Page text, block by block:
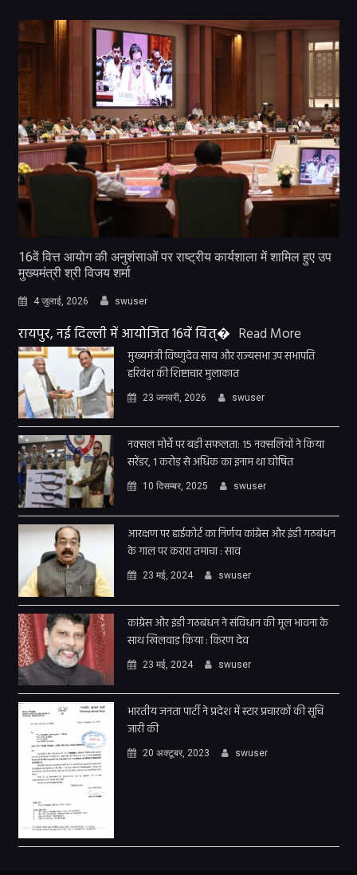
16वें वित्त आयोग की अनुशंसाओं पर राष्ट्रीय कार्यशाला में शामिल हुए उप
मुख्यमंत्री श्री विजय शर्मा
4 जुलाई, 2026 swuser
रायपुर, नई दिल्ली में आयोजित 16वें वित्� Read More
मुख्यमंत्री विष्णुदेव साय और राज्यसभा उप सभापति
हरिवंश की शिष्टाचार मुलाकात
23 जनवरी, 2026 swuser
नक्सल मोर्चे पर बड़ी सफलता: 15 नक्सलियों ने किया
सरेंडर, 1 करोड़ से अधिक का इनाम था घोषित
10 दिसम्बर, 2025 swuser
आरक्षण पर हाईकोर्ट का निर्णय कांग्रेस और इंडी गठबंधन
के गाल पर करारा तमाचा : साव
23 मई, 2024 swuser
कांग्रेस और इंडी गठबंधन ने संविधान की मूल भावना के
साथ खिलवाड़ किया : किरण देव
23 मई, 2024 swuser
भारतीय जनता पार्टी ने प्रदेश में स्टार प्रचारकों की सूचि
जारी की
20 अक्टूबर, 2023 swuser